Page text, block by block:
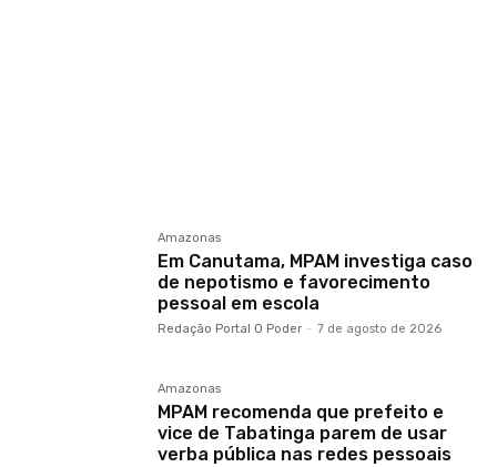
Amazonas
Em Canutama, MPAM investiga caso
de nepotismo e favorecimento
pessoal em escola
Redação Portal O Poder - 7 de agosto de 2026
Amazonas
MPAM recomenda que prefeito e
vice de Tabatinga parem de usar
verba pública nas redes pessoais